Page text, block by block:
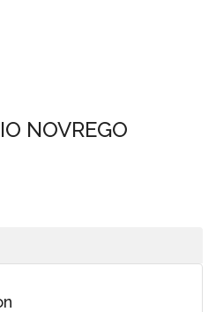
NOVREGO